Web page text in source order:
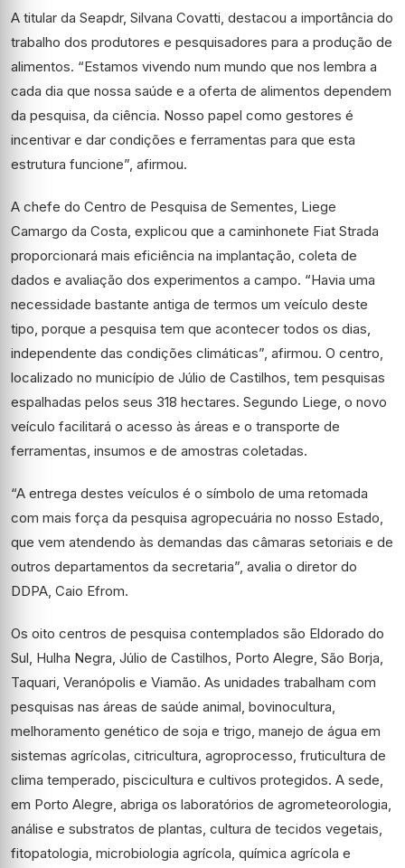
A titular da Seapdr, Silvana Covatti, destacou a importância do
trabalho dos produtores e pesquisadores para a produção de
alimentos. “Estamos vivendo num mundo que nos lembra a
cada dia que nossa saúde e a oferta de alimentos dependem
da pesquisa, da ciência. Nosso papel como gestores é
incentivar e dar condições e ferramentas para que esta
estrutura funcione”, afirmou.
A chefe do Centro de Pesquisa de Sementes, Liege
Camargo da Costa, explicou que a caminhonete Fiat Strada
proporcionará mais eficiência na implantação, coleta de
dados e avaliação dos experimentos a campo. “Havia uma
necessidade bastante antiga de termos um veículo deste
tipo, porque a pesquisa tem que acontecer todos os dias,
independente das condições climáticas”, afirmou. O centro,
localizado no município de Júlio de Castilhos, tem pesquisas
espalhadas pelos seus 318 hectares. Segundo Liege, o novo
veículo facilitará o acesso às áreas e o transporte de
ferramentas, insumos e de amostras coletadas.
“A entrega destes veículos é o símbolo de uma retomada
com mais força da pesquisa agropecuária no nosso Estado,
que vem atendendo às demandas das câmaras setoriais e de
outros departamentos da secretaria”, avalia o diretor do
DDPA, Caio Efrom.
Os oito centros de pesquisa contemplados são Eldorado do
Sul, Hulha Negra, Júlio de Castilhos, Porto Alegre, São Borja,
Taquari, Veranópolis e Viamão. As unidades trabalham com
pesquisas nas áreas de saúde animal, bovinocultura,
melhoramento genético de soja e trigo, manejo de água em
sistemas agrícolas, citricultura, agroprocesso, fruticultura de
clima temperado, piscicultura e cultivos protegidos. A sede,
em Porto Alegre, abriga os laboratórios de agrometeorologia,
análise e substratos de plantas, cultura de tecidos vegetais,
fitopatologia, microbiologia agrícola, química agrícola e